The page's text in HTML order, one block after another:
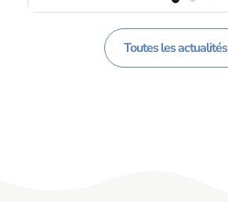
Toutes les actualités